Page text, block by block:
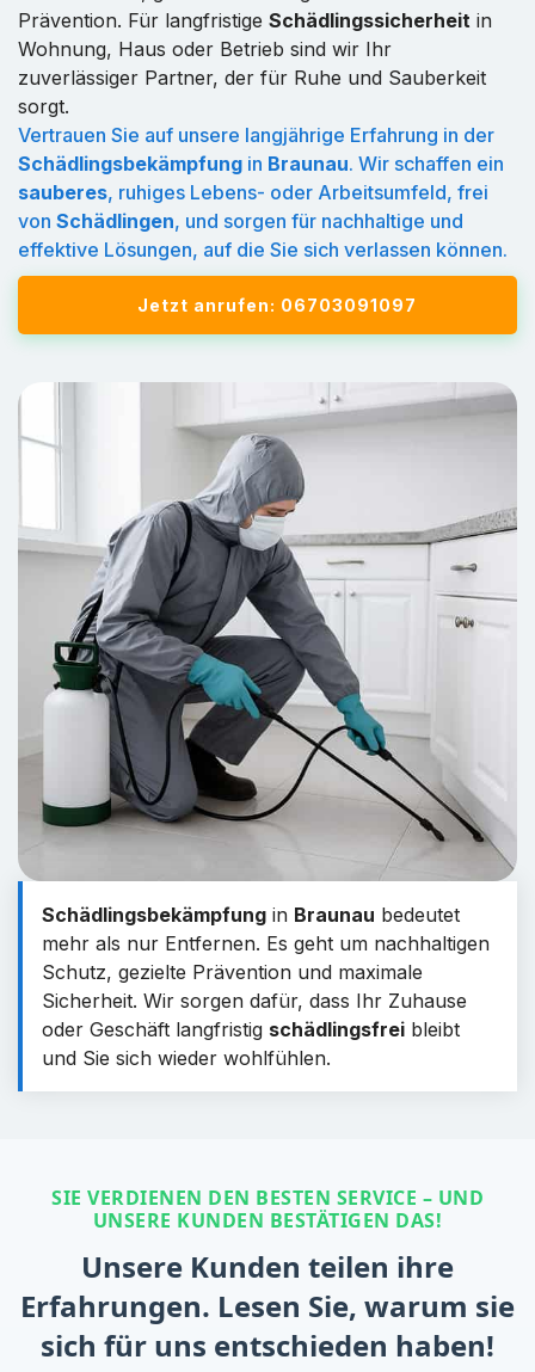
Prävention. Für langfristige Schädlingssicherheit in
Wohnung, Haus oder Betrieb sind wir Ihr
zuverlässiger Partner, der für Ruhe und Sauberkeit
sorgt.
Vertrauen Sie auf unsere langjährige Erfahrung in der
Schädlingsbekämpfung in Braunau. Wir schaffen ein
sauberes, ruhiges Lebens- oder Arbeitsumfeld, frei
von Schädlingen, und sorgen für nachhaltige und
effektive Lösungen, auf die Sie sich verlassen können.
Jetzt anrufen: 06703091097
Schädlingsbekämpfung in Braunau bedeutet
mehr als nur Entfernen. Es geht um nachhaltigen
Schutz, gezielte Prävention und maximale
Sicherheit. Wir sorgen dafür, dass Ihr Zuhause
oder Geschäft langfristig schädlingsfrei bleibt
und Sie sich wieder wohlfühlen.
SIE VERDIENEN DEN BESTEN SERVICE – UND
UNSERE KUNDEN BESTÄTIGEN DAS!
Unsere Kunden teilen ihre
Erfahrungen. Lesen Sie, warum sie
sich für uns entschieden haben!